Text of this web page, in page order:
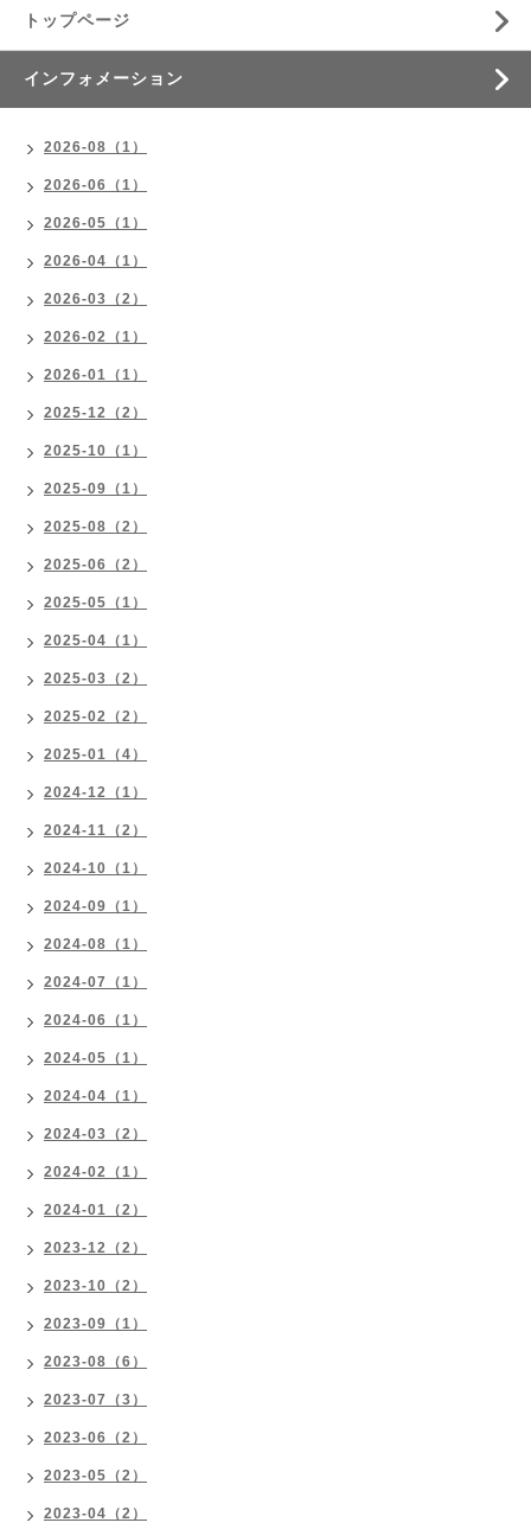
トップページ
インフォメーション
2026-08（1）
2026-06（1）
2026-05（1）
2026-04（1）
2026-03（2）
2026-02（1）
2026-01（1）
2025-12（2）
2025-10（1）
2025-09（1）
2025-08（2）
2025-06（2）
2025-05（1）
2025-04（1）
2025-03（2）
2025-02（2）
2025-01（4）
2024-12（1）
2024-11（2）
2024-10（1）
2024-09（1）
2024-08（1）
2024-07（1）
2024-06（1）
2024-05（1）
2024-04（1）
2024-03（2）
2024-02（1）
2024-01（2）
2023-12（2）
2023-10（2）
2023-09（1）
2023-08（6）
2023-07（3）
2023-06（2）
2023-05（2）
2023-04（2）